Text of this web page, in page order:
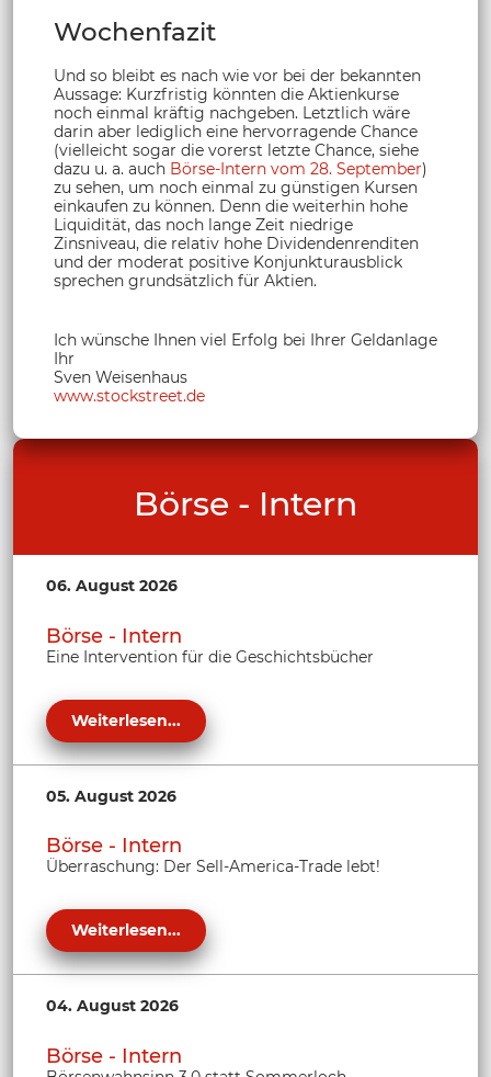
Wochenfazit
Und so bleibt es nach wie vor bei der bekannten
Aussage: Kurzfristig könnten die Aktienkurse
noch einmal kräftig nachgeben. Letztlich wäre
darin aber lediglich eine hervorragende Chance
(vielleicht sogar die vorerst letzte Chance, siehe
dazu u. a. auch Börse-Intern vom 28. September)
zu sehen, um noch einmal zu günstigen Kursen
einkaufen zu können. Denn die weiterhin hohe
Liquidität, das noch lange Zeit niedrige
Zinsniveau, die relativ hohe Dividendenrenditen
und der moderat positive Konjunkturausblick
sprechen grundsätzlich für Aktien.
Ich wünsche Ihnen viel Erfolg bei Ihrer Geldanlage
Ihr
Sven Weisenhaus
www.stockstreet.de
Börse - Intern
06. August 2026
Börse - Intern
Eine Intervention für die Geschichtsbücher
Weiterlesen...
05. August 2026
Börse - Intern
Überraschung: Der Sell-America-Trade lebt!
Weiterlesen...
04. August 2026
Börse - Intern